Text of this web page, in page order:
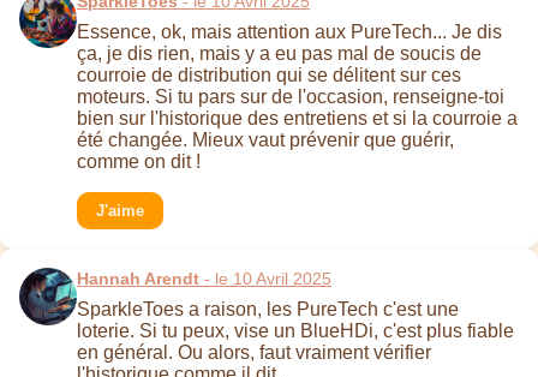
Essence, ok, mais attention aux PureTech... Je dis
ça, je dis rien, mais y a eu pas mal de soucis de
courroie de distribution qui se délitent sur ces
moteurs. Si tu pars sur de l'occasion, renseigne-toi
bien sur l'historique des entretiens et si la courroie a
été changée. Mieux vaut prévenir que guérir,
comme on dit !
J'aime
Hannah Arendt - le 10 Avril 2025
SparkleToes a raison, les PureTech c'est une
loterie. Si tu peux, vise un BlueHDi, c'est plus fiable
en général. Ou alors, faut vraiment vérifier